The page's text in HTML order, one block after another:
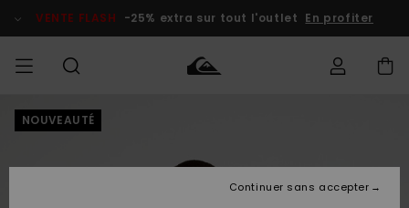
l'information
le
VENTE FLASH -25% extra sur tout l'outlet En profiter
HOMME
Accessoires
Accessoires
Nouveautés
Homme
Nederlands
NOUVEAUTÉ
Continuer sans accepter